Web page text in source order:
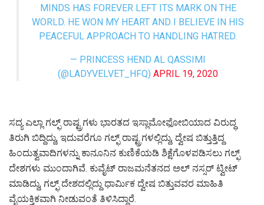
MINDS HAS FOREVER LEFT ITS MARK ON THE
WORLD. HE WON MY HEART AND I BELIEVE IN HIS
PEACEFUL APPROACH TO HANDLING HATRED.
— PRINCESS HEND AL QASSIMI
(@LADYVELVET_HFQ) APRIL 19, 2020
ಸದ್ಯ ಎಲ್ಲಾ ಗಲ್ಫ್‌ ರಾಷ್ಟ್ರಗಳು ಭಾರತದ ಇಸ್ಲಾಮೋಫೋಬಿಯಾದ ವಿರುದ್ಧ
ತಿರುಗಿ ಬಿದ್ದಿದ್ದು, ಇದುವರೆಗೂ ಗಲ್ಫ್‌ ರಾಷ್ಟ್ರಗಳಲ್ಲಿದ್ದು, ದ್ವೇಷ ಬಿತ್ತುತ್ತಿದ್ದ
ಹಿಂದುತ್ವವಾದಿಗಳನ್ನು ಕಾನೂನಿನ ಕುಣಿಕೆಯಡಿ ಶಿಕ್ಷೆಗೊಳಪಡಿಸಲು ಗಲ್ಫ್‌
ದೇಶಗಳು ಮುಂದಾಗಿವೆ. ಕುವೈಟ್‌ ರಾಜಮನೆತನದ ಅಲ್‌ ನಸ್ಸರ್‌ ಟ್ವೀಟ್‌
ಮಾಡಿದ್ದು, ಗಲ್ಫ್‌ ದೇಶದಲ್ಲಿದ್ದು ಧಾರ್ಮಿಕ ದ್ವೇಷ ಬಿತ್ತುವವರ ಮಾಹಿತಿ
ವೈಯಕ್ತಿಕವಾಗಿ ನೀಡುವಂತೆ ತಿಳಿಸಿದ್ದಾರೆ.